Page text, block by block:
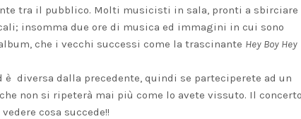
tra il pubblico. Molti musicisti in sala, pronti a sbirciare
insomma due ore di musica ed immagini in cui sono
che i vecchi successi come la trascinante Hey Boy Hey
diversa dalla precedente, quindi se parteciperete ad un
non si ripeterà mai più come lo avete vissuto. Il concerto
cosa succede!!